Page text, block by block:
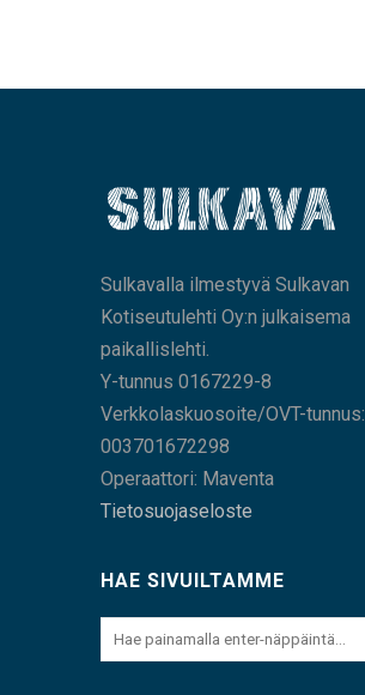
Sulkavalla ilmestyvä Sulkavan
Kotiseutulehti Oy:n julkaisema
paikallislehti.
Y-tunnus 0167229-8
Verkkolaskuosoite/OVT-tunnus:
003701672298
Operaattori: Maventa
Tietosuojaseloste
HAE SIVUILTAMME